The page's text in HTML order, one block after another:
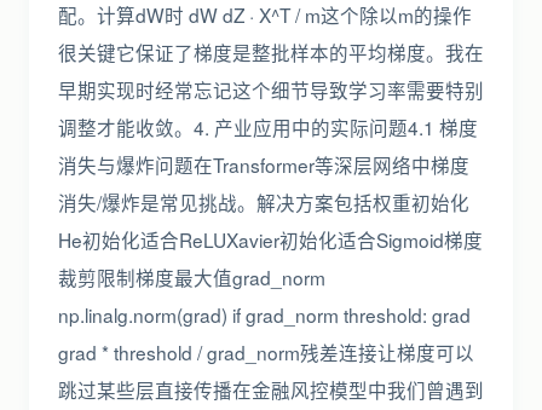
配。计算dW时 dW dZ · X^T / m这个除以m的操作
很关键它保证了梯度是整批样本的平均梯度。我在
早期实现时经常忘记这个细节导致学习率需要特别
调整才能收敛。4. 产业应用中的实际问题4.1 梯度
消失与爆炸问题在Transformer等深层网络中梯度
消失/爆炸是常见挑战。解决方案包括权重初始化
He初始化适合ReLUXavier初始化适合Sigmoid梯度
裁剪限制梯度最大值grad_norm
np.linalg.norm(grad) if grad_norm threshold: grad
grad * threshold / grad_norm残差连接让梯度可以
跳过某些层直接传播在金融风控模型中我们曾遇到